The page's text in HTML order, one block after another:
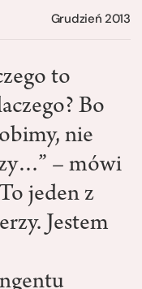
Grudzień 2013
to
Bo
nie
– mówi
jeden z
Jestem